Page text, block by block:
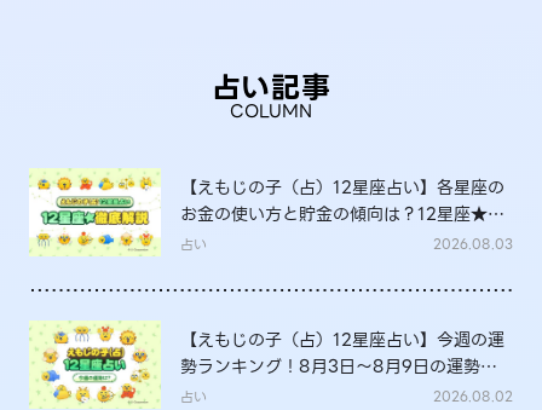
占い記事
COLUMN
【えもじの子（占）12星座占い】各星座の
お金の使い方と貯金の傾向は？12星座★徹
底解説
占い 2026.08.03
【えもじの子（占）12星座占い】今週の運
勢ランキング！8月3日～8月9日の運勢
は？
占い 2026.08.02